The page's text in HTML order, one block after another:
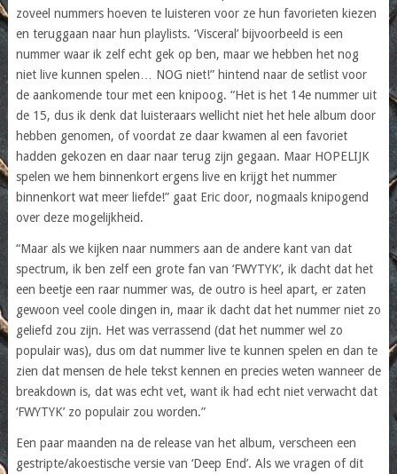
zoveel nummers hoeven te luisteren voor ze hun favorieten kiezen
en teruggaan naar hun playlists. ‘Visceral’ bijvoorbeeld is een
nummer waar ik zelf echt gek op ben, maar we hebben het nog
niet live kunnen spelen… NOG niet!” hintend naar de setlist voor
de aankomende tour met een knipoog. “Het is het 14e nummer uit
de 15, dus ik denk dat luisteraars wellicht niet het hele album door
hebben genomen, of voordat ze daar kwamen al een favoriet
hadden gekozen en daar naar terug zijn gegaan. Maar HOPELIJK
spelen we hem binnenkort ergens live en krijgt het nummer
binnenkort wat meer liefde!” gaat Eric door, nogmaals knipogend
over deze mogelijkheid.
“Maar als we kijken naar nummers aan de andere kant van dat
spectrum, ik ben zelf een grote fan van ‘FWYTYK’, ik dacht dat het
een beetje een raar nummer was, de outro is heel apart, er zaten
gewoon veel coole dingen in, maar ik dacht dat het nummer niet zo
geliefd zou zijn. Het was verrassend (dat het nummer wel zo
populair was), dus om dat nummer live te kunnen spelen en dan te
zien dat mensen de hele tekst kennen en precies weten wanneer de
breakdown is, dat was echt vet, want ik had echt niet verwacht dat
‘FWYTYK’ zo populair zou worden.”
Een paar maanden na de release van het album, verscheen een
gestripte/akoestische versie van ‘Deep End’. Als we vragen of dit